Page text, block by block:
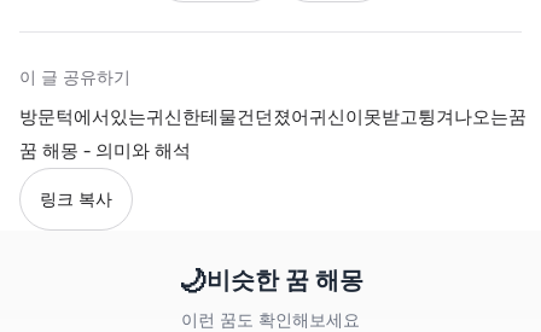
이 글 공유하기
방문턱에서있는귀신한테물건던졌어귀신이못받고튕겨나오는꿈
꿈 해몽 - 의미와 해석
링크 복사
🌙비슷한 꿈 해몽
이런 꿈도 확인해보세요